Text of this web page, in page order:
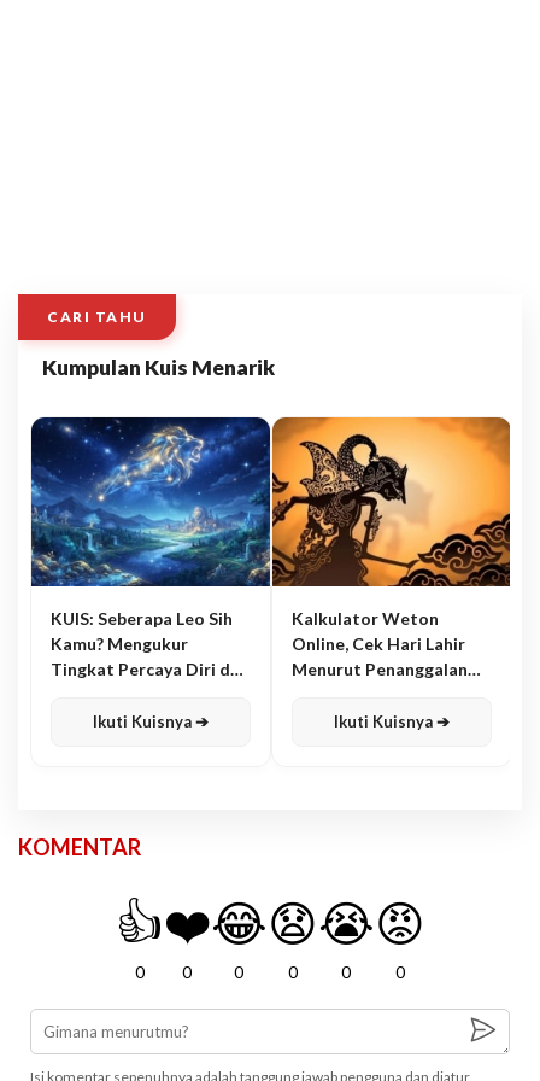
CARI TAHU
Kumpulan Kuis Menarik
KUIS: Seberapa Leo Sih
Kamu? Mengukur
Tingkat Percaya Diri dan
Ikuti Kuisnya ➔
Kalkulator Weton
Online, Cek Hari Lahir
Menurut Penanggalan
Ikuti Kuisnya ➔
KOMENTAR
👍
0
❤️
0
😂
0
😧
0
😭
0
😡
0
Isi komentar sepenuhnya adalah tanggung jawab pengguna dan diatur